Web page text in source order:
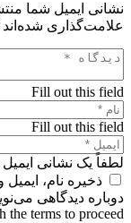
نشانی ایمیل شما
علامت‌گذاری شده‌اند
Fill out this field
Fill out this field
لطفاً یک نشانی ایمیل
ذخیره نام،
دوباره دیدگاهی
the terms to proceed